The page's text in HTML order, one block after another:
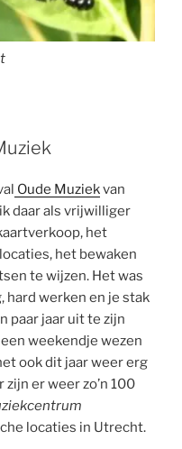
Oude Muziekvan
daar als vrijwilliger
het
het bewaken
te wijzen. Het was
hard werken en je stak
paar jaar uit te zijn
weekendje wezen
ook dit jaar weer erg
er weer zo’n 100
locaties in Utrecht.